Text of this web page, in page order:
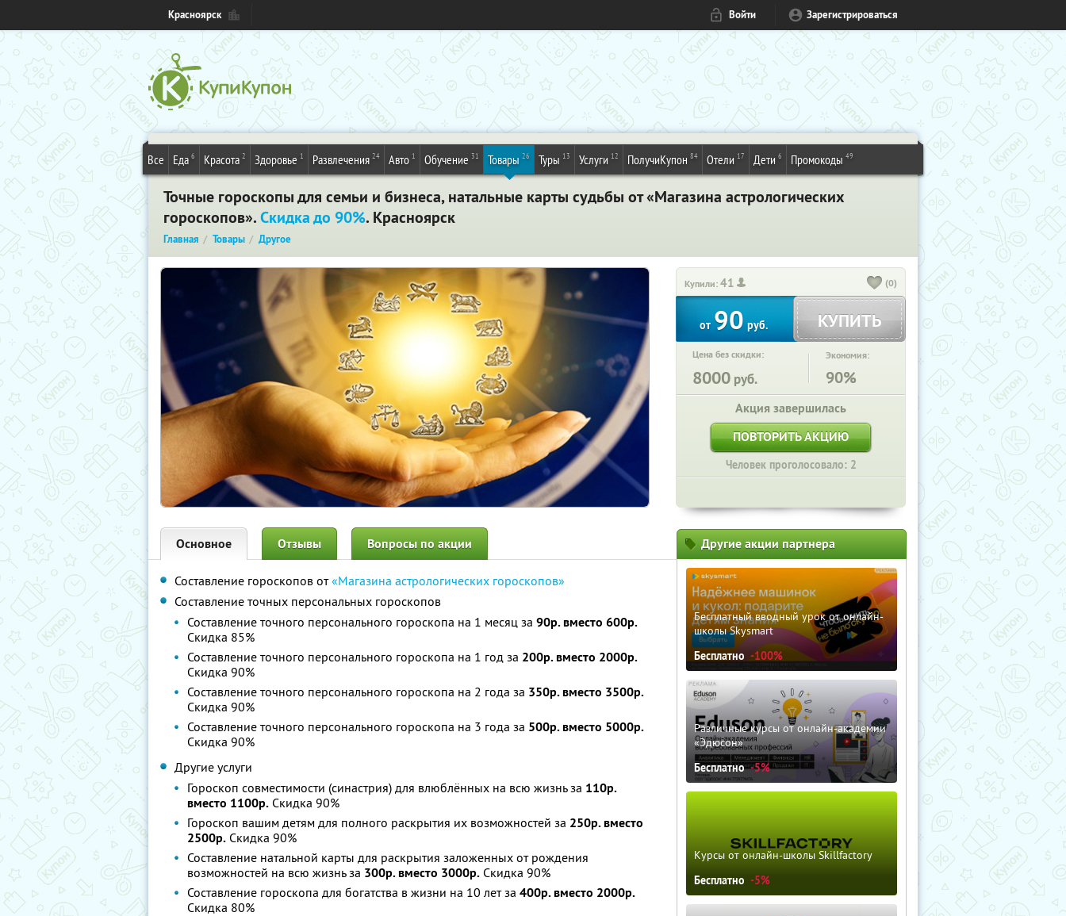
Красноярск Войти Зарегистрироваться
Все Еда 6 Красота 2 Здоровье 1 Развлечения 24 Авто 1 Обучение 31 Товары 26 Туры 13 Услуги 12 ПолучиКупон 84 Отели 17 Дети 6 Промокоды 49
Точные гороскопы для семьи и бизнеса, натальные карты судьбы от «Магазина астрологических
гороскопов».Скидка до 90%. Красноярск
Главная Товары Другое
Купили:41 (0)
от 90руб. КУПИТЬ
Цена без скидки:
8000 руб.
Экономия:
90%
Акция завершилась
ПОВТОРИТЬ АКЦИЮ
Человек проголосовало: 2
Основное Отзывы Вопросы по акции
Составление гороскопов от«Магазина астрологических гороскопов»
Составление точных персональных гороскопов
Составление точного персонального гороскопа на 1 месяц за 90р. вместо 600р.
Скидка 85%
Составление точного персонального гороскопа на 1 год за 200р. вместо 2000р.
Скидка 90%
Составление точного персонального гороскопа на 2 года за 350р. вместо 3500р.
Скидка 90%
Составление точного персонального гороскопа на 3 года за 500р. вместо 5000р.
Скидка 90%
Другие услуги
Гороскоп совместимости (синастрия) для влюблённых на всю жизнь за 110р.
вместо 1100р. Скидка 90%
Гороскоп вашим детям для полного раскрытия их возможностей за 250р. вместо
2500р. Скидка 90%
Составление натальной карты для раскрытия заложенных от рождения
возможностей на всю жизнь за 300р. вместо 3000р. Скидка 90%
Составление гороскопа для богатства в жизни на 10 лет за 400р. вместо 2000р.
Скидка 80%
Другие акции партнера
Бесплатный вводный урок от онлайн-
школы Skysmart
Бесплатно -100%
Различные курсы от онлайн-академии
«Эдюсон»
Бесплатно -5%
Курсы от онлайн-школы Skillfactory
Бесплатно -5%